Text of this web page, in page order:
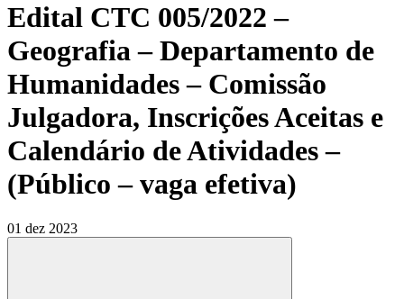
Edital CTC 005/2022 –
Geografia – Departamento de
Humanidades – Comissão
Julgadora, Inscrições Aceitas e
Calendário de Atividades –
(Público – vaga efetiva)
01 dez 2023